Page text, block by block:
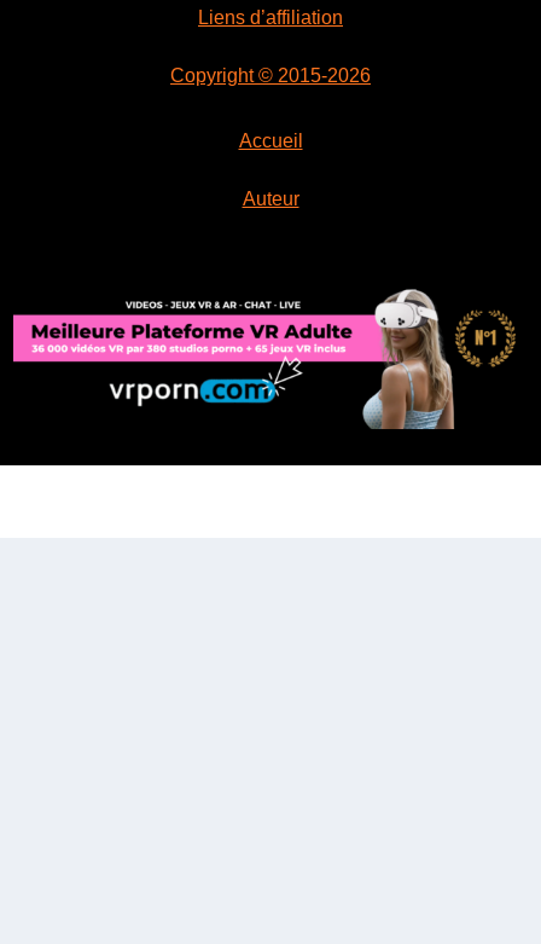
Liens d’affiliation
Copyright © 2015-2026
Accueil
Auteur